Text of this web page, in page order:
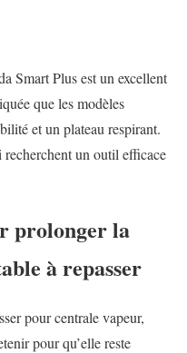
Smart Plus est un excellent
que les modèles
et un plateau respirant.
un outil efficace
prolonger la
à repasser
pour centrale vapeur,
pour qu’elle reste